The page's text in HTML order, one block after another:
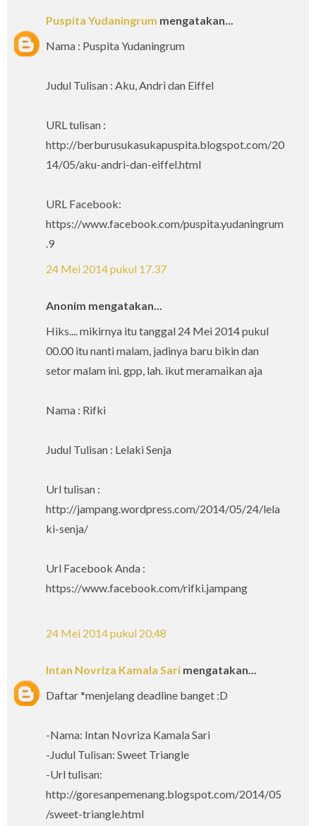
Puspita Yudaningrum mengatakan...
Nama : Puspita Yudaningrum
Judul Tulisan : Aku, Andri dan Eiffel
URL tulisan :
http://berburusukasukapuspita.blogspot.com/20
14/05/aku-andri-dan-eiffel.html
URL Facebook:
https://www.facebook.com/puspita.yudaningrum
.9
24 Mei 2014 pukul 17.37
Anonim mengatakan...
Hiks.... mikirnya itu tanggal 24 Mei 2014 pukul
00.00 itu nanti malam, jadinya baru bikin dan
setor malam ini. gpp, lah. ikut meramaikan aja
Nama : Rifki
Judul Tulisan : Lelaki Senja
Url tulisan :
http://jampang.wordpress.com/2014/05/24/lela
ki-senja/
Url Facebook Anda :
https://www.facebook.com/rifki.jampang
24 Mei 2014 pukul 20.48
Intan Novriza Kamala Sari mengatakan...
Daftar *menjelang deadline banget :D
-Nama: Intan Novriza Kamala Sari
-Judul Tulisan: Sweet Triangle
-Url tulisan:
http://goresanpemenang.blogspot.com/2014/05
/sweet-triangle.html